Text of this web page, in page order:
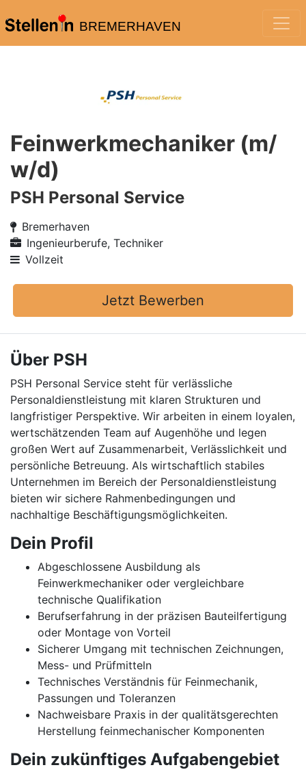
BREMERHAVEN
Feinwerkmechaniker (m/
w/d)
PSH Personal Service
Bremerhaven
Ingenieurberufe, Techniker
Vollzeit
Jetzt Bewerben
Über PSH
PSH Personal Service steht für verlässliche
Personaldienstleistung mit klaren Strukturen und
langfristiger Perspektive. Wir arbeiten in einem loyalen,
wertschätzenden Team auf Augenhöhe und legen
großen Wert auf Zusammenarbeit, Verlässlichkeit und
persönliche Betreuung. Als wirtschaftlich stabiles
Unternehmen im Bereich der Personaldienstleistung
bieten wir sichere Rahmenbedingungen und
nachhaltige Beschäftigungsmöglichkeiten.
Dein Profil
Abgeschlossene Ausbildung als
Feinwerkmechaniker oder vergleichbare
technische Qualifikation
Berufserfahrung in der präzisen Bauteilfertigung
oder Montage von Vorteil
Sicherer Umgang mit technischen Zeichnungen,
Mess- und Prüfmitteln
Technisches Verständnis für Feinmechanik,
Passungen und Toleranzen
Nachweisbare Praxis in der qualitätsgerechten
Herstellung feinmechanischer Komponenten
Dein zukünftiges Aufgabengebiet